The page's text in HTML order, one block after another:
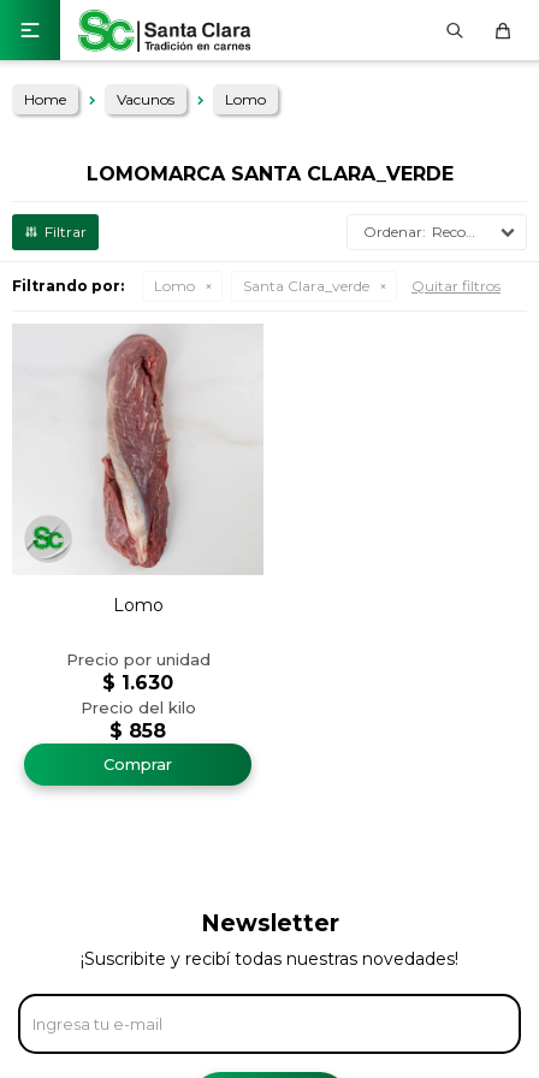

Home Vacunos Lomo
LOMOMARCA SANTA CLARA_VERDE
Recomendados
Filtrando por: Lomo Santa Clara_verde Quitar filtros
Lomo
$ 858
$ 1.630
Newsletter
¡Suscribite y recibí todas nuestras novedades!